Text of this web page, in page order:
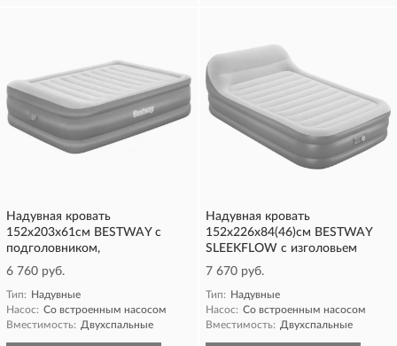
Надувная кровать
152х203х61см BESTWAY с
подголовником,
6 760 руб.
Тип: Надувные
Насос: Со встроенным насосом
Вместимость: Двухспальные
Надувная кровать
152х226х84(46)см BESTWAY
SLEEKFLOW с изголовьем
7 670 руб.
Тип: Надувные
Насос: Со встроенным насосом
Вместимость: Двухспальные